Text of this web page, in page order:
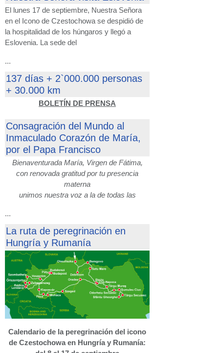
El lunes 17 de septiembre, Nuestra Señora
en el Icono de Czestochowa se despidió de
la hospitalidad de los húngaros y llegó a
Eslovenia. La sede del
...
137 días + 2`000.000 personas
+ 30.000 km
BOLETÍN DE PRENSA
Consagración del Mundo al
Inmaculado Corazón de María,
por el Papa Francisco
Bienaventurada María, Virgen de Fátima,
con renovada gratitud por tu presencia
materna
unimos nuestra voz a la de todas las
...
La ruta de peregrinación en
Hungría y Rumanía
Calendario de la peregrinación del icono
de Czestochowa en Hungría y Rumanía: